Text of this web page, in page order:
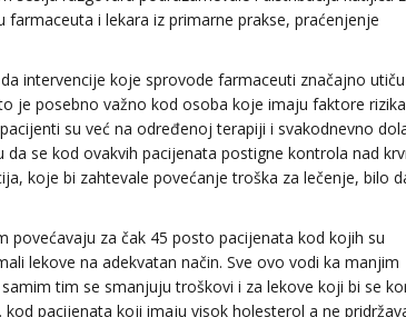
i lekara iz primarne prakse, praćenjenje
intervencije koje sprovode farmaceuti značajno
je posebno važno kod osoba koje imaju faktore
su već na određenoj terapiji i svakodnevno
se kod ovakvih pacijenata postigne kontrola nad
koje bi zahtevale povećanje troška za lečenje, bilo
povećavaju za čak 45 posto pacijenata kod kojih su
lekove na adekvatan način. Sve ovo vodi ka manjim
tim se smanjuju troškovi i za lekove koji bi se
pacijenata koji imaju visok holesterol a ne